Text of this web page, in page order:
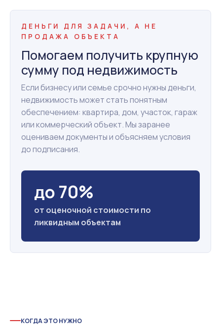
ДЕНЬГИ ДЛЯ ЗАДАЧИ, А НЕ
ПРОДАЖА ОБЪЕКТА
Помогаем получить крупную
сумму под недвижимость
Если бизнесу или семье срочно нужны деньги,
недвижимость может стать понятным
обеспечением: квартира, дом, участок, гараж
или коммерческий объект. Мы заранее
оцениваем документы и объясняем условия
до подписания.
до 70%
от оценочной стоимости по
ликвидным объектам
КОГДА ЭТО НУЖНО